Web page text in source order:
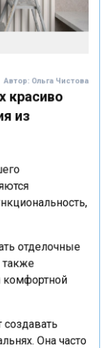
красиво
из
отделочные
также
комфортной
создавать
Она часто